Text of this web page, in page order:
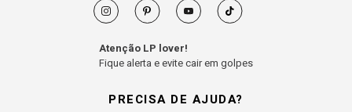
PRECISA DE AJUDA?
Atenção LP lover!
Fique alerta e evite cair em golpes